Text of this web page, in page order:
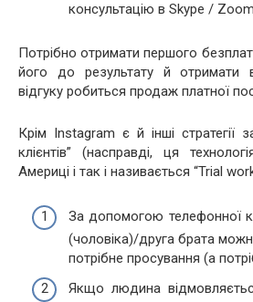
консультацію в Skype /
Потрібно отримати першого
його до результату й отримати
відгуку робиться продаж платної
Крім Instagram є й інші стратегії
клієнтів” (насправді, ця
Америці і так і називається “Trial
За допомогою телефонної
(чоловіка)/друга брата
потрібне просування (а
Якщо людина